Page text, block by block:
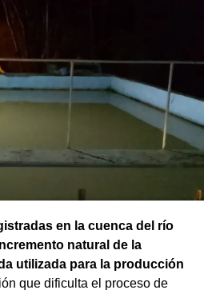
en la cuenca del río
natural de la
utilizada para la producción
que dificulta el proceso de